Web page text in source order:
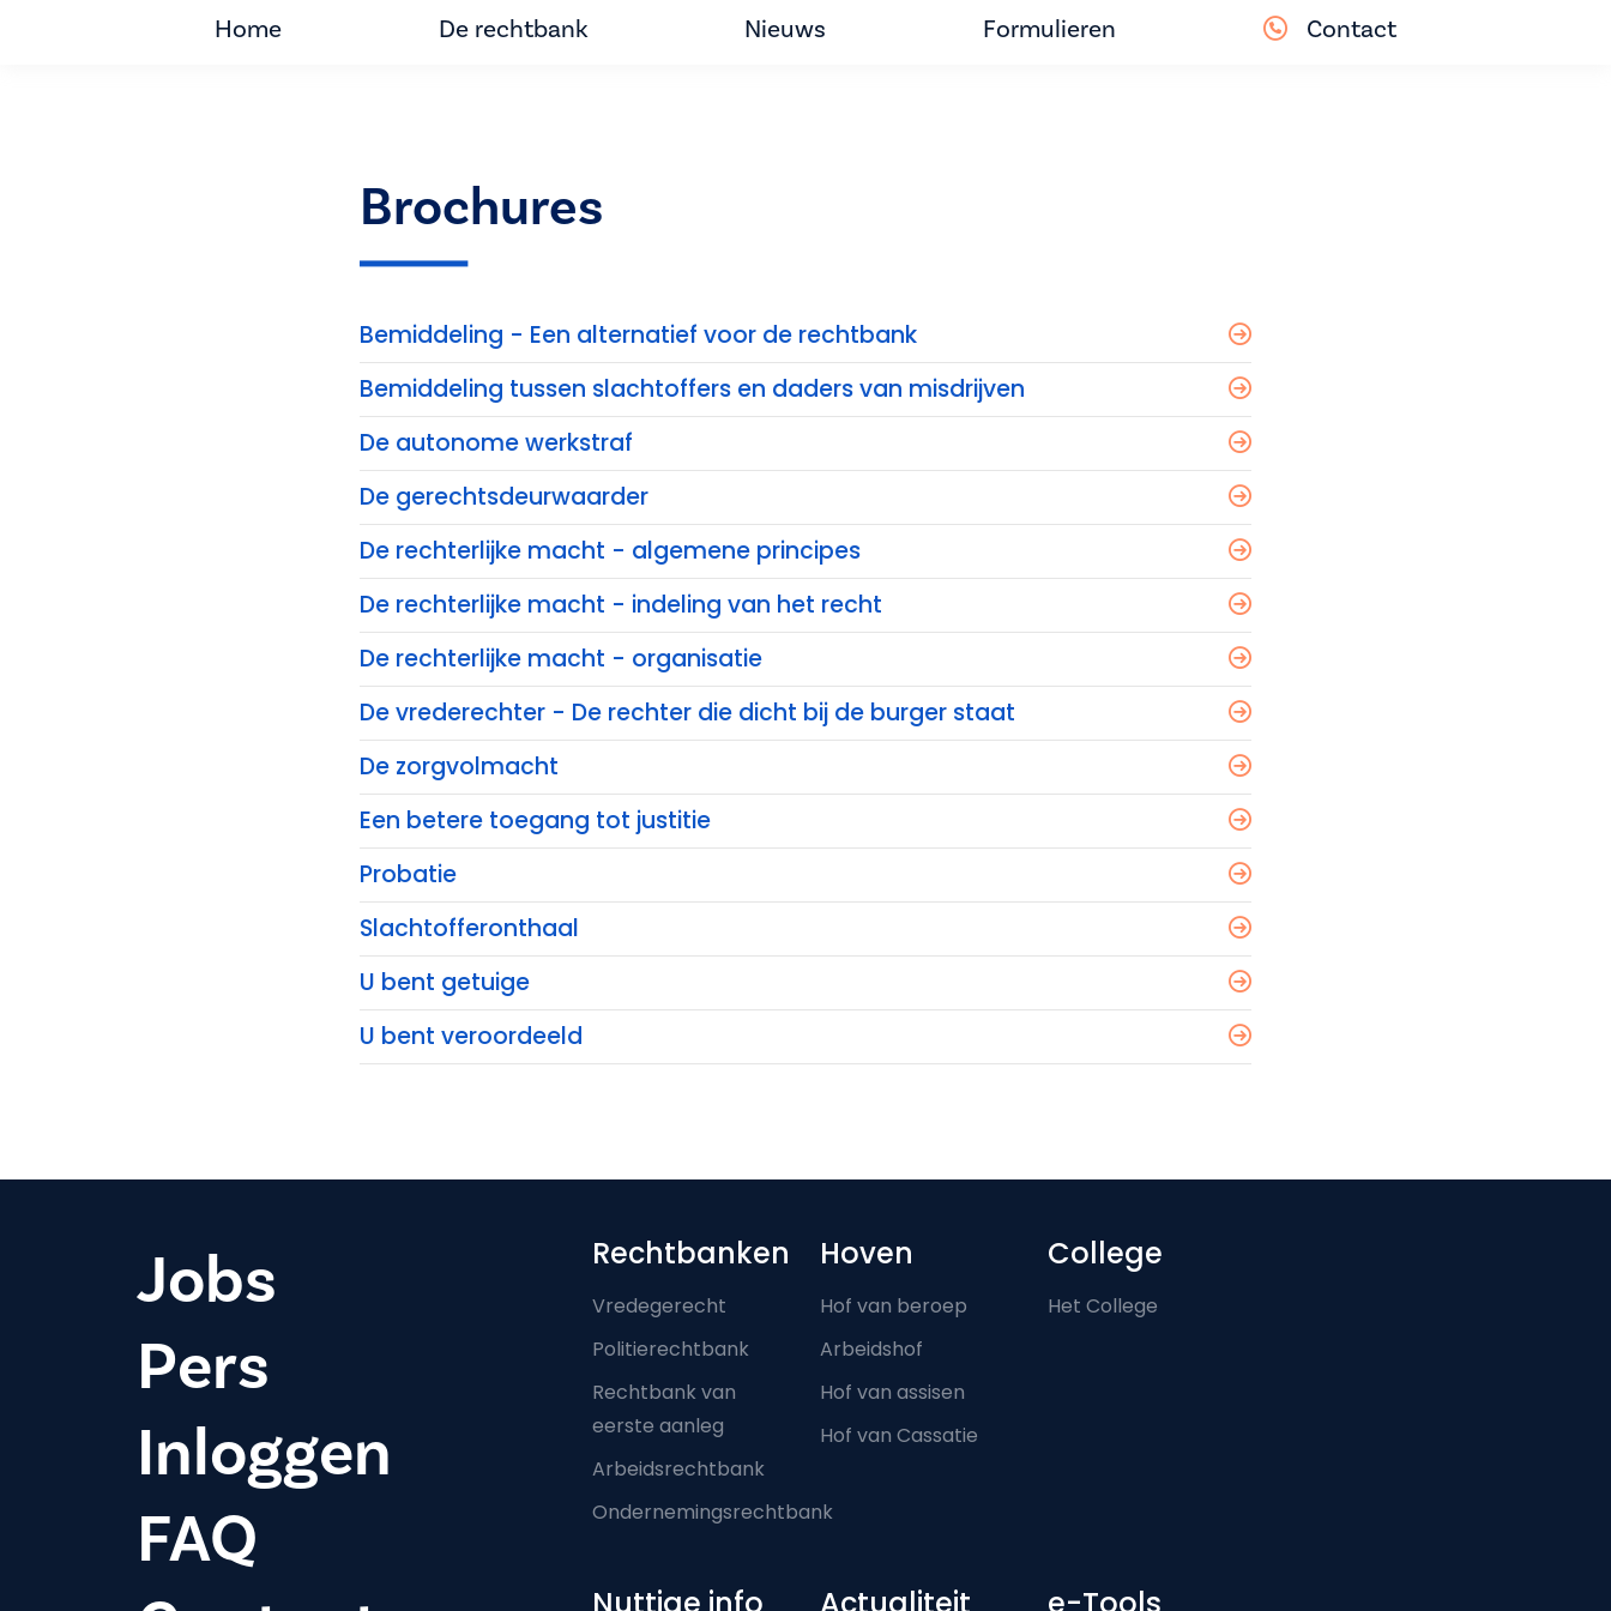
Home De rechtbank Nieuws Formulieren Contact
Brochures
Bemiddeling - Een alternatief voor de rechtbank
Bemiddeling tussen slachtoffers en daders van misdrijven
De autonome werkstraf
De gerechtsdeurwaarder
De rechterlijke macht - algemene principes
De rechterlijke macht - indeling van het recht
De rechterlijke macht - organisatie
De vrederechter - De rechter die dicht bij de burger staat
De zorgvolmacht
Een betere toegang tot justitie
Probatie
Slachtofferonthaal
U bent getuige
U bent veroordeeld
Jobs
Pers
Inloggen
FAQ
Footer-menu
Rechtbanken
Vredegerecht
Politierechtbank
Rechtbank van
eerste aanleg
Arbeidsrechtbank
Ondernemingsrechtbank
Hoven
Hof van beroep
Arbeidshof
Hof van assisen
Hof van Cassatie
College
Het College
Nuttige info Actualiteit e-Tools